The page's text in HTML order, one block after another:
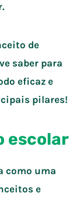
de
saber para
eficaz e
pilares!
escolar
como uma
e